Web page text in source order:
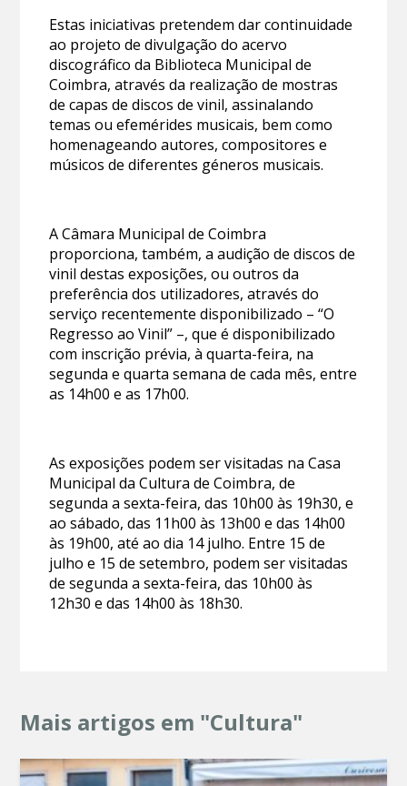
Estas iniciativas pretendem dar continuidade
ao projeto de divulgação do acervo
discográfico da Biblioteca Municipal de
Coimbra, através da realização de mostras
de capas de discos de vinil, assinalando
temas ou efemérides musicais, bem como
homenageando autores, compositores e
músicos de diferentes géneros musicais.
A Câmara Municipal de Coimbra
proporciona, também, a audição de discos de
vinil destas exposições, ou outros da
preferência dos utilizadores, através do
serviço recentemente disponibilizado – “O
Regresso ao Vinil” –, que é disponibilizado
com inscrição prévia, à quarta-feira, na
segunda e quarta semana de cada mês, entre
as 14h00 e as 17h00.
As exposições podem ser visitadas na Casa
Municipal da Cultura de Coimbra, de
segunda a sexta-feira, das 10h00 às 19h30, e
ao sábado, das 11h00 às 13h00 e das 14h00
às 19h00, até ao dia 14 julho. Entre 15 de
julho e 15 de setembro, podem ser visitadas
de segunda a sexta-feira, das 10h00 às
12h30 e das 14h00 às 18h30.
Mais artigos em "Cultura"